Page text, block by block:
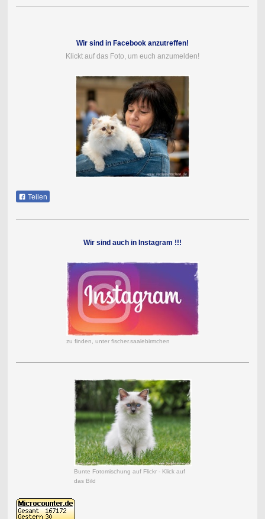
Wir sind in Facebook anzutreffen!
Klickt auf das Foto, um euch anzumelden!
Teilen
Wir sind auch in Instagram !!!
zu finden, unter fischer.saalebirmchen
Bunte Fotomischung auf Flickr - Klick auf
das Bild